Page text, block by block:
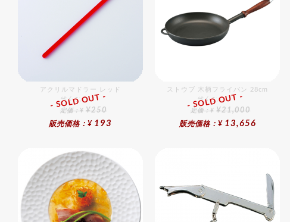
アクリルマドラー レッド
総合ﾗﾝｷﾝｸﾞ
定価：¥ ¥250
販売価格：¥ 193
- SOLD OUT -
ストウブ 木柄フライパン 28cm
総合ﾗﾝｷﾝｸﾞ
定価：¥ ¥21,000
販売価格：¥ 13,656
- SOLD OUT -